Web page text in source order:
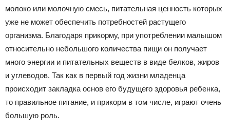
молоко или молочную смесь, питательная ценность которых
уже не может обеспечить потребностей растущего
организма. Благодаря прикорму, при употреблении малышом
относительно небольшого количества пищи он получает
много энергии и питательных веществ в виде белков, жиров
и углеводов. Так как в первый год жизни младенца
происходит закладка основ его будущего здоровья ребенка,
то правильное питание, и прикорм в том числе, играют очень
большую роль.